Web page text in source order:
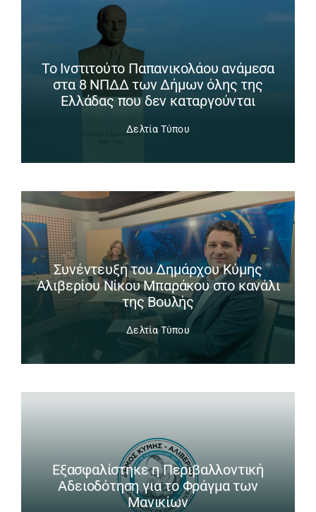
Το Ινστιτούτο Παπανικολάου ανάμεσα
στα 8 ΝΠΔΔ των Δήμων όλης της
Ελλάδας που δεν καταργούνται
Δελτία Τύπου
Συνέντευξη του Δημάρχου Κύμης
Αλιβερίου Νίκου Μπαράκου στο κανάλι
της Βουλής
Δελτία Τύπου
Εξασφαλίστηκε η Περιβαλλοντική
Αδειοδότηση για το Φράγμα των
Μανικίων